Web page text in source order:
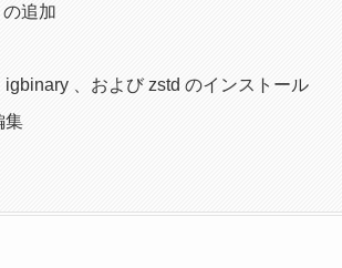
追加
、および zstd のインストール
集